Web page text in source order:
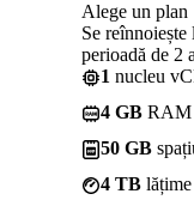
Alege un plan
Se
perioadă de 2
1 nucleu
4 GB RAM
50 GB
4 TB